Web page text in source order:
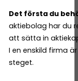
Det första du
aktiebolag har du
att sätta in
I en enskild firma
steget.